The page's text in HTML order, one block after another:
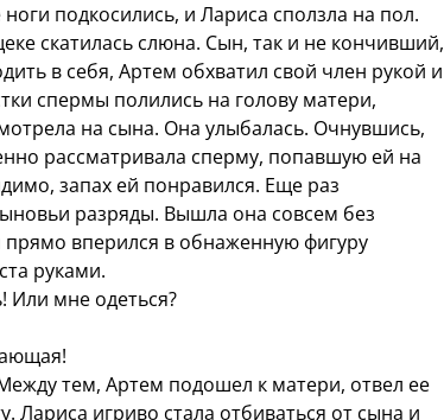
подкосились, и Лариса сползла на пол.
скатилась слюна. Сын, так и не кончивший,
в себя, Артем обхватил свой член рукой и
спермы полились на голову матери,
на сына. Она улыбалась. Очнувшись,
рассматривала сперму, попавшую ей на
запах ей понравился. Еще раз
разряды. Вышла она совсем без
вперился в обнаженную фигуру
руками.
мне одеться?
тем, Артем подошел к матери, отвел ее
Лариса игриво стала отбиваться от сына и